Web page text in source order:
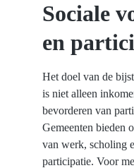
Sociale
en
Het doel van de
is niet alleen
bevorderen van
Gemeenten bieden
van werk, scholing
participatie. Voor